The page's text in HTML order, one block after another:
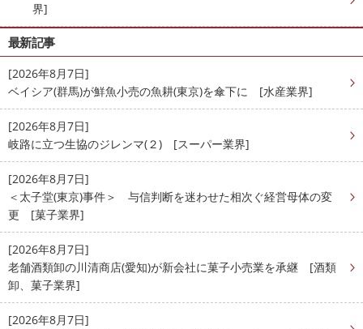
界]
最新記事
[2026年8月7日]
ベイシア(群馬)が鮮魚小売の魚耕(東京)を傘下に [水産業界]
[2026年8月7日]
岐路に立つ生協のジレンマ(２) [スーパー業界]
[2026年8月7日]
＜太子堂(東京)事件＞ 与信判断を迷わせた相次ぐ経営母体の変
更 [菓子業界]
[2026年8月7日]
老舗酒類卸の川清商店(愛知)が新会社に菓子小売業を承継 [酒類
卸、菓子業界]
[2026年8月7日]